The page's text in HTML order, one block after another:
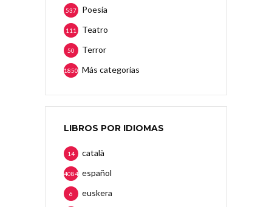
Poesía
537
Teatro
111
Terror
50
Más categorias
1850
LIBROS POR IDIOMAS
català
14
español
4084
euskera
6